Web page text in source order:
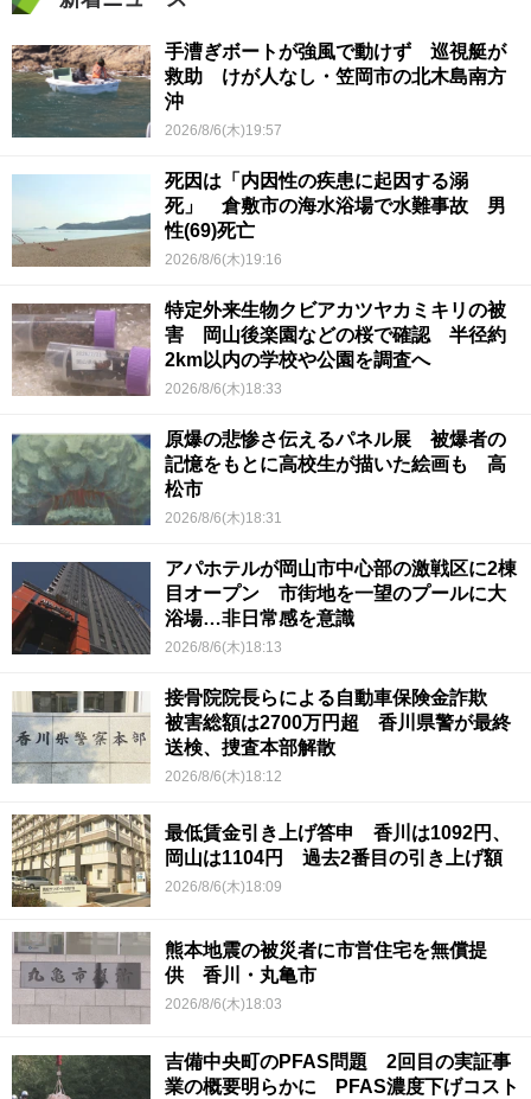
手漕ぎボートが強風で動けず 巡視艇が
救助 けが人なし・笠岡市の北木島南方
沖
2026/8/6(木)19:57
死因は「内因性の疾患に起因する溺
死」 倉敷市の海水浴場で水難事故 男
性(69)死亡
2026/8/6(木)19:16
特定外来生物クビアカツヤカミキリの被
害 岡山後楽園などの桜で確認 半径約
2km以内の学校や公園を調査へ
2026/8/6(木)18:33
原爆の悲惨さ伝えるパネル展 被爆者の
記憶をもとに高校生が描いた絵画も 高
松市
2026/8/6(木)18:31
アパホテルが岡山市中心部の激戦区に2棟
目オープン 市街地を一望のプールに大
浴場…非日常感を意識
2026/8/6(木)18:13
接骨院院長らによる自動車保険金詐欺
被害総額は2700万円超 香川県警が最終
送検、捜査本部解散
2026/8/6(木)18:12
最低賃金引き上げ答申 香川は1092円、
岡山は1104円 過去2番目の引き上げ額
2026/8/6(木)18:09
熊本地震の被災者に市営住宅を無償提
供 香川・丸亀市
2026/8/6(木)18:03
吉備中央町のPFAS問題 2回目の実証事
業の概要明らかに PFAS濃度下げコスト